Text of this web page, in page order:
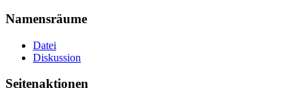
Namensräume
Datei
Diskussion
Seitenaktionen